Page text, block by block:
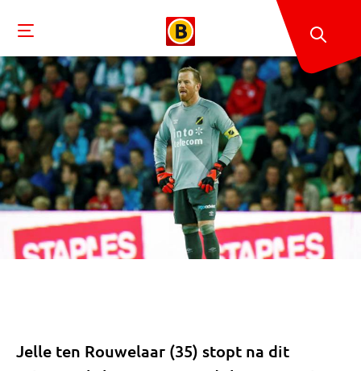
Jelle ten Rouwelaar (35) stopt na dit